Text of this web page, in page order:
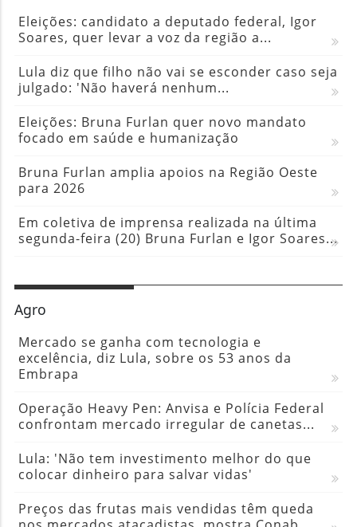
Eleições: candidato a deputado federal, Igor
Soares, quer levar a voz da região a...
Lula diz que filho não vai se esconder caso seja
julgado: 'Não haverá nenhum...
Eleições: Bruna Furlan quer novo mandato
focado em saúde e humanização
Bruna Furlan amplia apoios na Região Oeste
para 2026
Em coletiva de imprensa realizada na última
segunda-feira (20) Bruna Furlan e Igor Soares...
Agro
Mercado se ganha com tecnologia e
excelência, diz Lula, sobre os 53 anos da
Embrapa
Operação Heavy Pen: Anvisa e Polícia Federal
confrontam mercado irregular de canetas...
Lula: 'Não tem investimento melhor do que
colocar dinheiro para salvar vidas'
Preços das frutas mais vendidas têm queda